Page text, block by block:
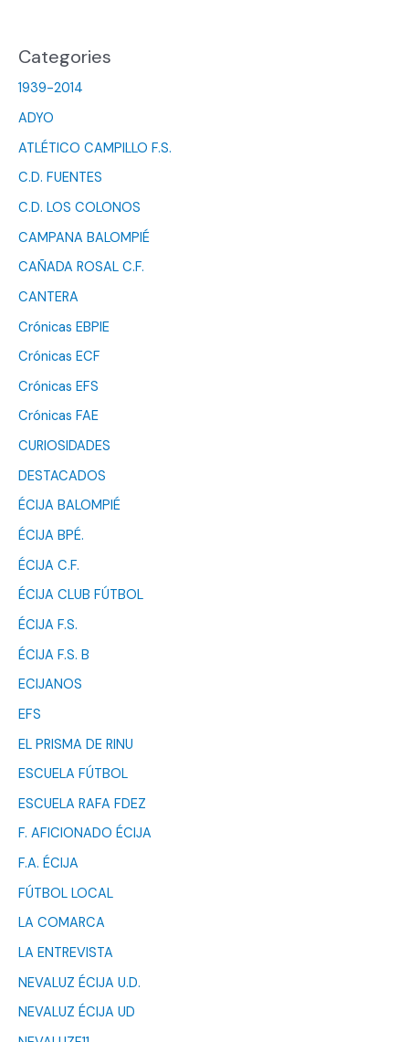
Categories
1939-2014
ADYO
ATLÉTICO CAMPILLO F.S.
C.D. FUENTES
C.D. LOS COLONOS
CAMPANA BALOMPIÉ
CAÑADA ROSAL C.F.
CANTERA
Crónicas EBPIE
Crónicas ECF
Crónicas EFS
Crónicas FAE
CURIOSIDADES
DESTACADOS
ÉCIJA BALOMPIÉ
ÉCIJA BPÉ.
ÉCIJA C.F.
ÉCIJA CLUB FÚTBOL
ÉCIJA F.S.
ÉCIJA F.S. B
ECIJANOS
EFS
EL PRISMA DE RINU
ESCUELA FÚTBOL
ESCUELA RAFA FDEZ
F. AFICIONADO ÉCIJA
F.A. ÉCIJA
FÚTBOL LOCAL
LA COMARCA
LA ENTREVISTA
NEVALUZ ÉCIJA U.D.
NEVALUZ ÉCIJA UD